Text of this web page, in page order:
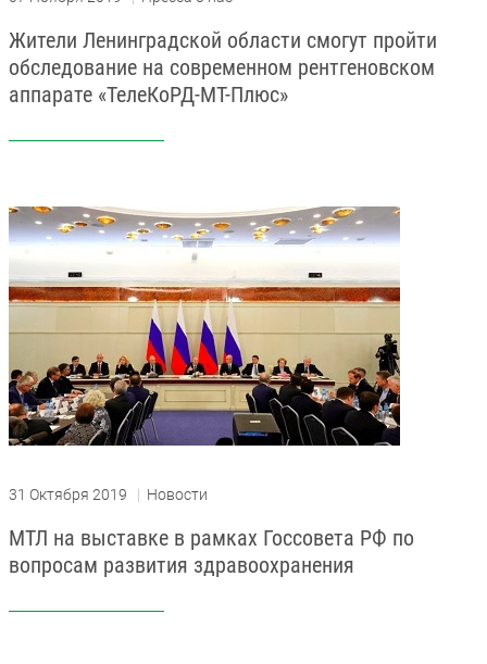
Жители Ленинградской области смогут пройти
обследование на современном рентгеновском
аппарате «ТелеКоРД-МТ-Плюс»
31 Октября 2019 | Новости
МТЛ на выставке в рамках Госсовета РФ по
вопросам развития здравоохранения